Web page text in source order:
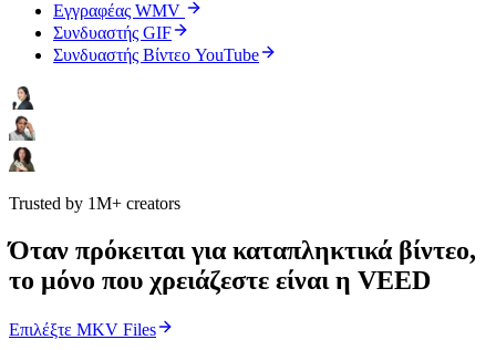
Εγγραφέας WMV
Συνδυαστής GIF
Συνδυαστής Βίντεο YouTube
Trusted by 1M+ creators
Όταν πρόκειται για καταπληκτικά βίντεο,
το μόνο που χρειάζεστε είναι η VEED
Επιλέξτε MKV Files